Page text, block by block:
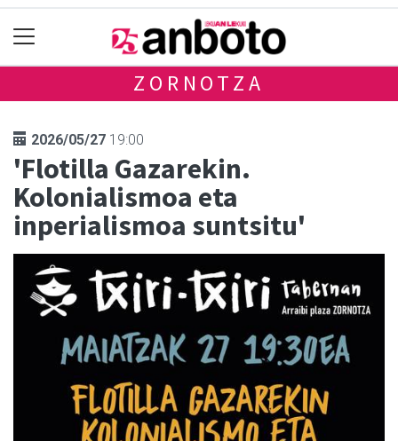
ZORNOTZA
2026/05/27 19:00
'Flotilla Gazarekin.
Kolonialismoa eta
inperialismoa suntsitu'